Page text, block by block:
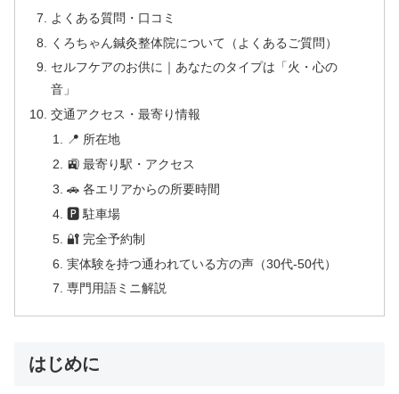
よくある質問・口コミ
くろちゃん鍼灸整体院について（よくあるご質問）
セルフケアのお供に｜あなたのタイプは「火・心の
音」
交通アクセス・最寄り情報
📍 所在地
🚉 最寄り駅・アクセス
🚗 各エリアからの所要時間
🅿 駐車場
🔐 完全予約制
実体験を持つ通われている方の声（30代-50代）
専門用語ミニ解説
はじめに